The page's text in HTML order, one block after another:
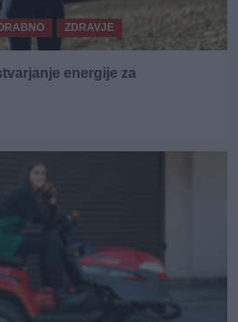
ZDRAVJE
energije za